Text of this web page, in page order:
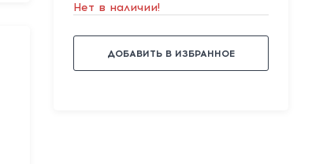
Нет в наличии!
ДОБАВИТЬ В ИЗБРАННОЕ